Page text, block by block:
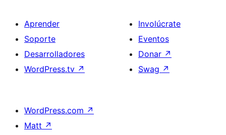
Aprender
Soporte
Desarrolladores
WordPress.tv ↗
Involúcrate
Eventos
Donar ↗
Swag ↗
WordPress.com ↗
Matt ↗